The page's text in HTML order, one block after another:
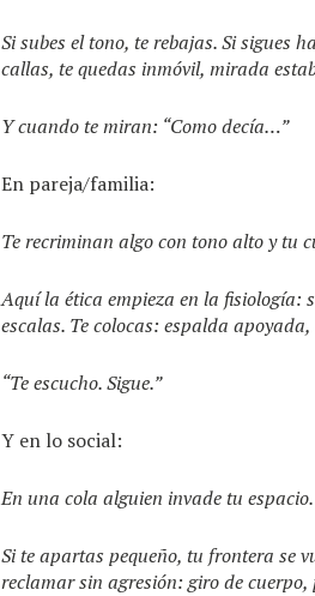
Si subes el tono, te rebajas. Si sigues
callas, te quedas inmóvil, mirada
Y cuando te miran: “Como decía…”
En pareja/familia:
Te recriminan algo con tono alto y tu
Aquí la ética empieza en la fisiología:
escalas. Te colocas: espalda
“Te escucho. Sigue.”
Y en lo social:
En una cola alguien invade tu espacio.
Si te apartas pequeño, tu frontera se
reclamar sin agresión: giro de